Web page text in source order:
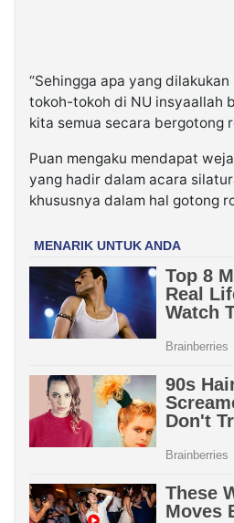
“Sehingga apa yang
tokoh-tokoh di NU insyaallah
kita semua secara bergotong
Puan mengaku mendapat
yang hadir dalam acara
khususnya dalam hal gotong